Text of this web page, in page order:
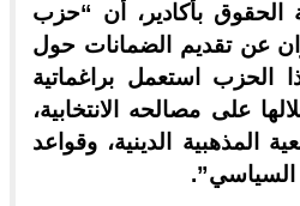
الحقوق بأكادير، أن “حزب
عن تقديم الضمانات حول
الحزب استعمل براغماتية
على مصالحه الانتخابية،
المذهبية الدينية، وقواعد
السياسي”.